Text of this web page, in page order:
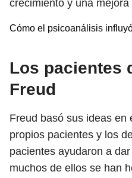
crecimiento y una
Cómo el psicoanálisis
Los pacientes
Freud
Freud basó sus ideas en
propios pacientes y los
pacientes ayudaron a
muchos de ellos se han